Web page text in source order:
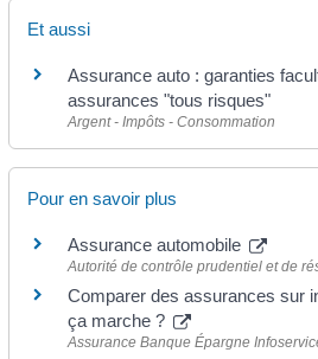
Et aussi
Assurance auto : garanties
assurances "tous risques"
Argent - Impôts - Consommation
Pour en savoir plus
Assurance automobile
Autorité de contrôle prudentiel et de
Comparer des assurances sur
ça marche ?
Assurance Banque Épargne